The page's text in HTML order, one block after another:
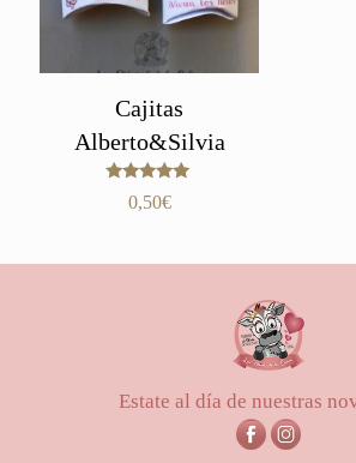
Cajitas
Alberto&Silvia
Valorado
con
0,50€
Estate al día de nuestras